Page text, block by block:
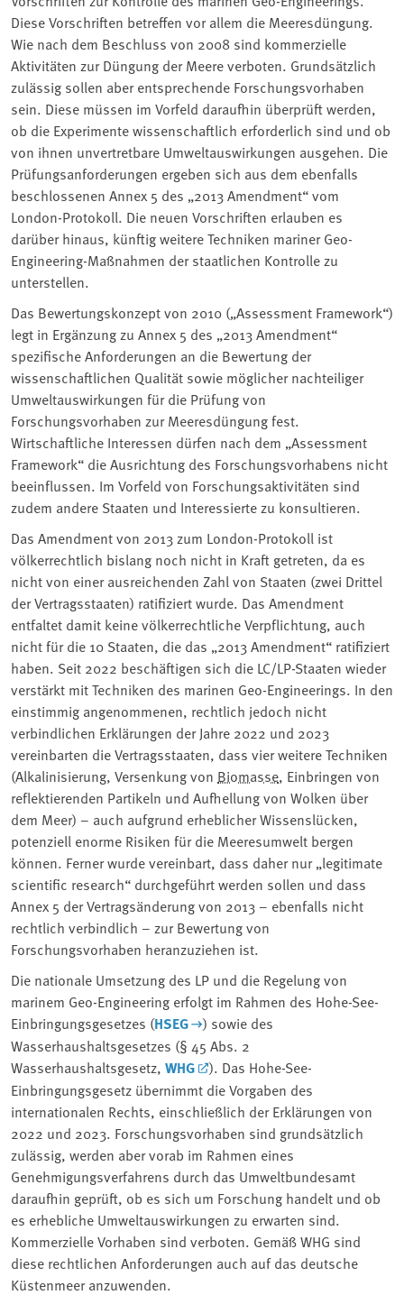
Diese Vorschriften betreffen vor allem die Meeresdüngung.
Wie nach dem Beschluss von 2008 sind kommerzielle
Aktivitäten zur Düngung der Meere verboten. Grundsätzlich
zulässig sollen aber entsprechende Forschungsvorhaben
sein. Diese müssen im Vorfeld daraufhin überprüft werden,
ob die Experimente wissenschaftlich erforderlich sind und ob
von ihnen unvertretbare Umweltauswirkungen ausgehen. Die
Prüfungsanforderungen ergeben sich aus dem ebenfalls
beschlossenen Annex 5 des „2013 Amendment“ vom
London-Protokoll. Die neuen Vorschriften erlauben es
darüber hinaus, künftig weitere Techniken mariner Geo-
Engineering-Maßnahmen der staatlichen Kontrolle zu
unterstellen.
Das Bewertungskonzept von 2010 („Assessment Framework“)
legt in Ergänzung zu Annex 5 des „2013 Amendment“
spezifische Anforderungen an die Bewertung der
wissenschaftlichen Qualität sowie möglicher nachteiliger
Umweltauswirkungen für die Prüfung von
Forschungsvorhaben zur Meeresdüngung fest.
Wirtschaftliche Interessen dürfen nach dem „Assessment
Framework“ die Ausrichtung des Forschungsvorhabens nicht
beeinflussen. Im Vorfeld von Forschungsaktivitäten sind
zudem andere Staaten und Interessierte zu konsultieren.
Das Amendment von 2013 zum London-Protokoll ist
völkerrechtlich bislang noch nicht in Kraft getreten, da es
nicht von einer ausreichenden Zahl von Staaten (zwei Drittel
der Vertragsstaaten) ratifiziert wurde. Das Amendment
entfaltet damit keine völkerrechtliche Verpflichtung, auch
nicht für die 10 Staaten, die das „2013 Amendment“ ratifiziert
haben. Seit 2022 beschäftigen sich die LC/LP-Staaten wieder
verstärkt mit Techniken des marinen Geo-Engineerings. In den
einstimmig angenommenen, rechtlich jedoch nicht
verbindlichen Erklärungen der Jahre 2022 und 2023
vereinbarten die Vertragsstaaten, dass vier weitere Techniken
(Alkalinisierung, Versenkung von Biomasse, Einbringen von
reflektierenden Partikeln und Aufhellung von Wolken über
dem Meer) – auch aufgrund erheblicher Wissenslücken,
potenziell enorme Risiken für die Meeresumwelt bergen
können. Ferner wurde vereinbart, dass daher nur „legitimate
scientific research“ durchgeführt werden sollen und dass
Annex 5 der Vertragsänderung von 2013 – ebenfalls nicht
rechtlich verbindlich – zur Bewertung von
Forschungsvorhaben heranzuziehen ist.
Die nationale Umsetzung des LP und die Regelung von
marinem Geo-Engineering erfolgt im Rahmen des Hohe-See-
Einbringungsgesetzes (HSEG
) sowie des
Wasserhaushaltsgesetzes (§ 45 Abs. 2
Wasserhaushaltsgesetz, WHG
). Das Hohe-See-
Einbringungsgesetz übernimmt die Vorgaben des
internationalen Rechts, einschließlich der Erklärungen von
2022 und 2023. Forschungsvorhaben sind grundsätzlich
zulässig, werden aber vorab im Rahmen eines
Genehmigungsverfahrens durch das Umweltbundesamt
daraufhin geprüft, ob es sich um Forschung handelt und ob
es erhebliche Umweltauswirkungen zu erwarten sind.
Kommerzielle Vorhaben sind verboten. Gemäß WHG sind
diese rechtlichen Anforderungen auch auf das deutsche
Küstenmeer anzuwenden.